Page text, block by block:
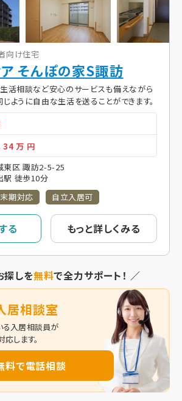
向け住宅
そんぽの家S諏訪
活相談など安心のサービスも備えながら
ように自由な生活を送ることができます。
34万 円
東区 諏訪2-5-25
駅 徒歩10分
期対応 自立入居可
る もっと詳しくみる
探しを無料で全力サポート！ ／
居相談室
る入居相談員が
します。
料で電話相談